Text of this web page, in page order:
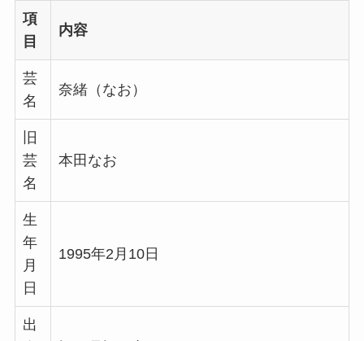
項
目
内容
芸
名
奈緒（なお）
旧
芸
名
本田なお
生
年
月
日
1995年2月10日
出